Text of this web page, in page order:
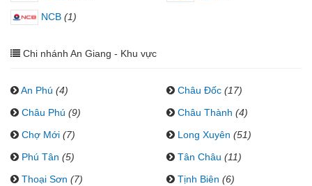
NCB (1)
Chi nhánh An Giang - Khu vực
An Phú (4) Châu Đốc (17)
Châu Phú (9) Châu Thành (4)
Chợ Mới (7) Long Xuyên (51)
Phú Tân (5) Tân Châu (11)
Thoại Sơn (7) Tịnh Biên (6)